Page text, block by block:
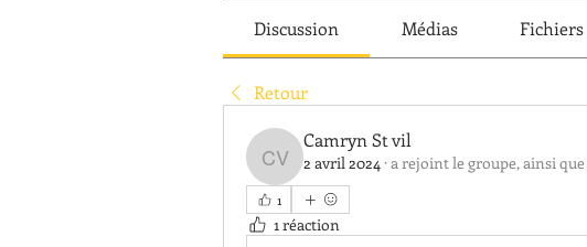
Discussion Médias Fichiers
Retour
Camryn St vil
Camryn St vil
2 avril 2024·a rejoint le groupe, ainsi que
1
1 réaction